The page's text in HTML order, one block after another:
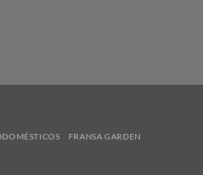
FRANSA GARDEN